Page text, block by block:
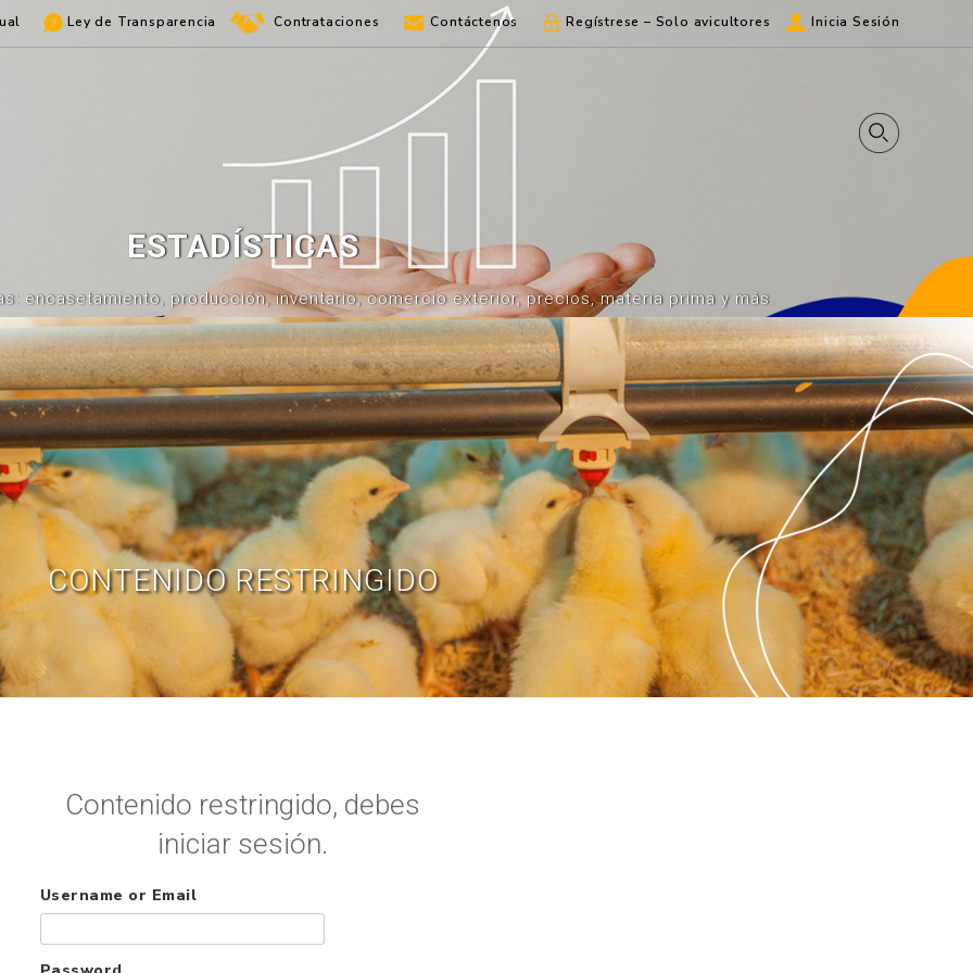
ESTADÍSTICAS
encasetamiento, producción, inventario, comercio exterior, precios, materia prima y más.
Ley de Transparencia Contrataciones Contáctenos Regístrese – Solo avicultores Inicia Sesión
CONTENIDO RESTRINGIDO
Contenido restringido, debes
iniciar sesión.
Username or Email